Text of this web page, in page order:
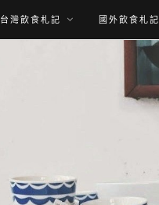
台灣飲食札記 國外飲食札記